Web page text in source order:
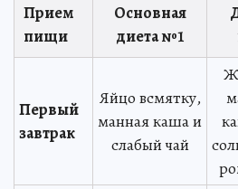
Прием
пищи
Основная
диета №1
Первый
завтрак
Яйцо всмятку,
манная каша и
слабый чай